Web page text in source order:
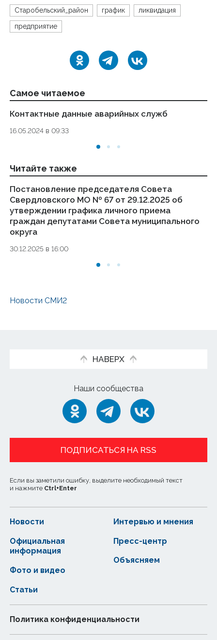
Старобельский_район график ликвидация
предприятие
Самое читаемое
Контактные данные аварийных служб
16.05.2024 в 09:33
Читайте также
Постановление председателя Совета
Свердловского МО № 67 от 29.12.2025 об
утверждении графика личного приема
граждан депутатами Совета муниципального
округа
30.12.2025 в 16:00
Новости СМИ2
НАВЕРХ
Наши сообщества
ПОДПИСАТЬСЯ НА RSS
Если вы заметили ошибку, выделите необходимый текст
и нажмите Ctrl+Enter
Новости
Статьи
Официальная
информация
Интервью и мнения
Фото и видео
Пресс-центр
Объясняем
Политика конфиденциальности